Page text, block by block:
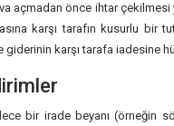
açmadan önce ihtar
karşı tarafın kusurlu bir
giderinin karşı tarafa iadesine
bir irade beyanı (örneğin